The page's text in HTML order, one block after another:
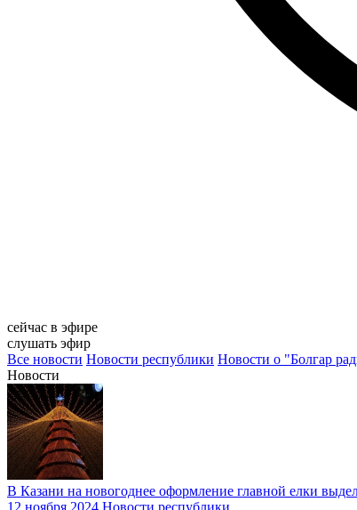
сейчас в эфире
слушать эфир
Все новости Новости республики Новости о "Болгар
Новости
В Казани на новогоднее оформление главной елки